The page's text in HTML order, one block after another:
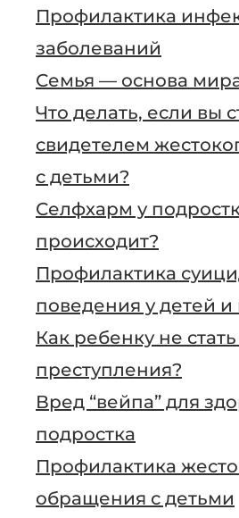
Профилактика
заболеваний
Семья — основа
Что делать, если вы
свидетелем
с детьми?
Селфхарм у
происходит?
Профилактика
поведения у детей и
Как ребенку не
преступления?
Вред “вейпа” для
подростка
Профилактика
обращения с детьми